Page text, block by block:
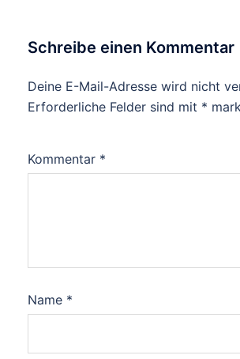
Schreibe einen Kommentar
Deine E-Mail-Adresse wird nicht
Erforderliche Felder sind mit *
Kommentar *
Name *